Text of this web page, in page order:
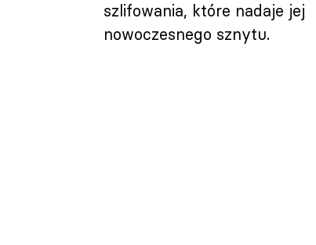
szlifowania, które nadaje jej
nowoczesnego sznytu.